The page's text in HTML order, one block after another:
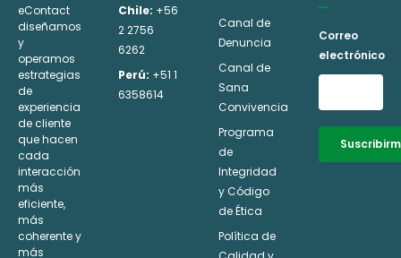
eContact
diseñamos
y
operamos
estrategias
de
experiencia
de cliente
que hacen
cada
interacción
más
eficiente,
más
coherente y
más
Chile: +56
2 2756
6262
Perú: +51 1
6358614
Canal de
Denuncia
Canal de
Sana
Convivencia
Programa
de
Integridad
y Código
de Ética
Política de
Correo
electrónico